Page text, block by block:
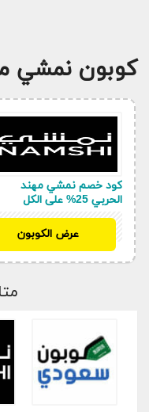
كوبون نمشي
كود خصم نمشي مهند
الحربي 25% على الكل
MAX41عرض الكوبون